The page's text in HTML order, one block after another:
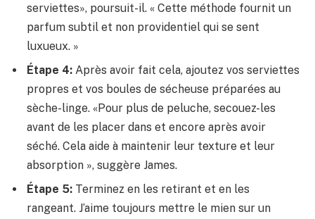
serviettes», poursuit-il. « Cette méthode fournit un
parfum subtil et non providentiel qui se sent
luxueux. »
Étape 4: Après avoir fait cela, ajoutez vos serviettes
propres et vos boules de sécheuse préparées au
sèche-linge. «Pour plus de peluche, secouez-les
avant de les placer dans et encore après avoir
séché. Cela aide à maintenir leur texture et leur
absorption », suggère James.
Étape 5: Terminez en les retirant et en les
rangeant. J’aime toujours mettre le mien sur un